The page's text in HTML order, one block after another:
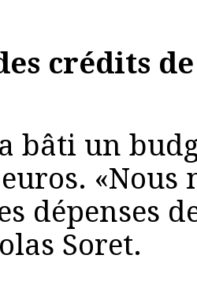
crédits
bâti un
«Nous
dépenses
Soret.